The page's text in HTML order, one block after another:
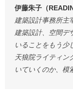
伊藤朱子（
建築設計事務所主
建築設計、空間デ
いることをもう少
天狼院ライティン
いていくのか、模